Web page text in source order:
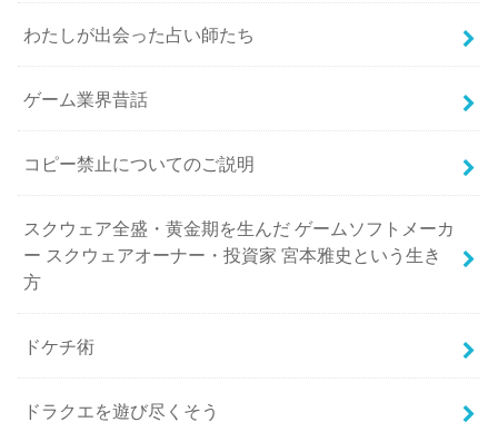
わたしが出会った占い師たち
ゲーム業界昔話
コピー禁止についてのご説明
スクウェア全盛・黄金期を生んだ ゲームソフトメーカ
ー スクウェアオーナー・投資家 宮本雅史という生き
方
ドケチ術
ドラクエを遊び尽くそう